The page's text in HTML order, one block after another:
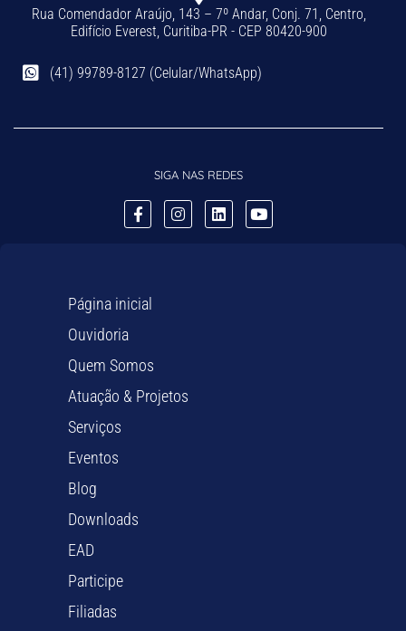
Rua Comendador Araújo, 143 – 7º Andar, Conj. 71, Centro,
Edifício Everest, Curitiba-PR - CEP 80420-900
(41) 99789-8127 (Celular/WhatsApp)
SIGA NAS REDES
Página inicial
Ouvidoria
Quem Somos
Atuação & Projetos
Serviços
Eventos
Blog
Downloads
EAD
Participe
Filiadas